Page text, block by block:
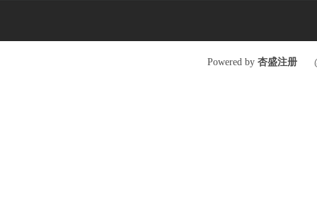
Poweredby 杏盛注册